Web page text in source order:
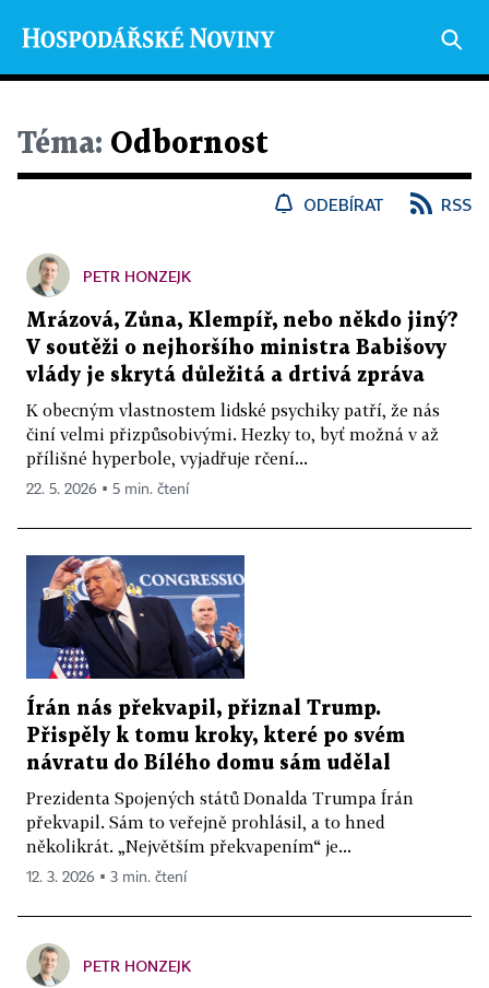
Téma: Odbornost
ODEBÍRAT RSS
PETR HONZEJK
Mrázová, Zůna, Klempíř, nebo někdo jiný?
V soutěži o nejhoršího ministra Babišovy
vlády je skrytá důležitá a drtivá zpráva
K obecným vlastnostem lidské psychiky patří, že nás
činí velmi přizpůsobivými. Hezky to, byť možná v až
přílišné hyperbole, vyjadřuje rčení...
22. 5. 2026 ▪ 5 min. čtení
Írán nás překvapil, přiznal Trump.
Přispěly k tomu kroky, které po svém
návratu do Bílého domu sám udělal
Prezidenta Spojených států Donalda Trumpa Írán
překvapil. Sám to veřejně prohlásil, a to hned
několikrát. „Největším překvapením“ je...
12. 3. 2026 ▪ 3 min. čtení
PETR HONZEJK